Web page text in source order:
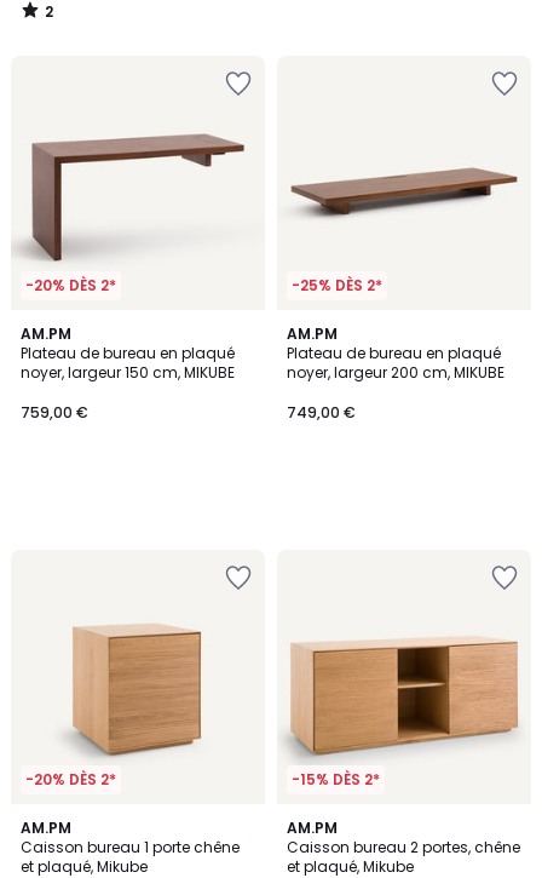
2
/
-20% DÈS 2*
AM.PM
Plateau de bureau en plaqué
noyer, largeur 150 cm, MIKUBE
759,00 €
-25% DÈS 2*
AM.PM
Plateau de bureau en plaqué
noyer, largeur 200 cm, MIKUBE
749,00 €
-20% DÈS 2*
AM.PM
Caisson bureau 1 porte chêne
et plaqué, Mikube
-15% DÈS 2*
AM.PM
Caisson bureau 2 portes, chêne
et plaqué, Mikube
1
/
5